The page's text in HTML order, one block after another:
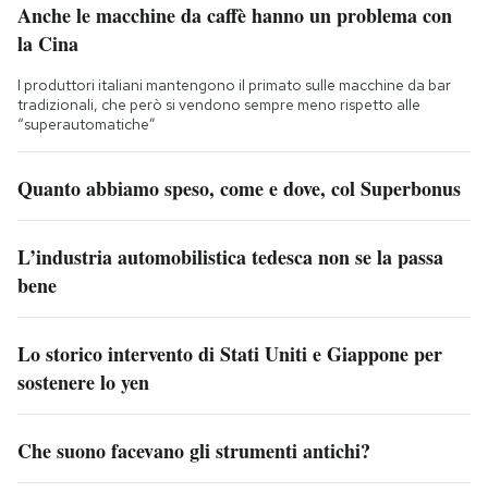
Anche le macchine da caffè hanno un problema con
la Cina
I produttori italiani mantengono il primato sulle macchine da bar
tradizionali, che però si vendono sempre meno rispetto alle
“superautomatiche”
Quanto abbiamo speso, come e dove, col Superbonus
L’industria automobilistica tedesca non se la passa
bene
Lo storico intervento di Stati Uniti e Giappone per
sostenere lo yen
Che suono facevano gli strumenti antichi?